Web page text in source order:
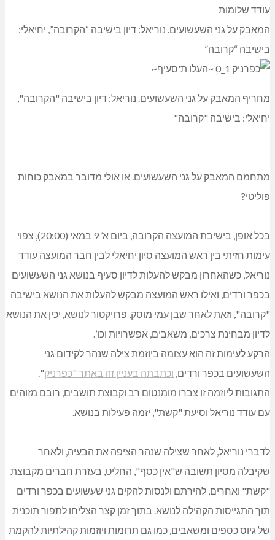
Link
Share
עודד שלומות
המאבק על גני השעשועים. נוריאל: דיון בישיבה “הקרובה”, יחיאלי:
בישיבה “קרובה”
מחריף המאבק על גני השעשועים. נוריאל: דיון בישיבה "הקרובה",
יחיאלי: בישיבה "קרובה"
מתחמם המאבק על גני השעשועים. או אולי מדובר במאבק כוחות
פוליטי?
בכל אופן, בישיבת המועצה הקרובה, ביום א’ 9 במאי (20:00), צפוי
עימות חזיתי בין ראש המועצה סיון יחיאלי לבין חבר המועצה עודד
נוריאל, כשהאחרון מבקש להעלות לדיון סעיף בנושא גני השעשועים
בכפר ורדים, ואילו ראש המועצה מבקש להעלות את הנושא בישיבה
"קרובה", וזאת לאחר שבן עמי מוסק, פרויקטור לנושא, יכין את הנושא
לדיון מבחינת צרכים, משאבים, אפשרויות וכו’.
הרקע לעימות זה הוא עצומה ביוזמת צילה שנהר לקידום גני
השעשועים בכפר ורדים, וכתבתה בעניין זה באתר "כפרניק".
התגובות ליוזמה זו צברו מומנטום רב וקבוצת תושבים, רובם מזוהים
עם עודד נוריאל וסיעת "קשת", יזמה פעילות בנושא.
לדברי נוריאל, לאחר שצילה שנהר הציפה את הבעיה, ולאחר
שקיבלה מסיון תשובה ש"אין כסף", החליט, בעזרת חברים מקבוצת
"קשת" ואחרים, להירתם ולנסות להקים גני שעשועים בכפר ורדים
תוך התגייסות הקהילה לנושא. בתוך זמן קצר הצליחו לתפור תוכנית
של גיוס כספים ומשאבים, כמו גם תרומות ויוזמות קהילתיות להקמת